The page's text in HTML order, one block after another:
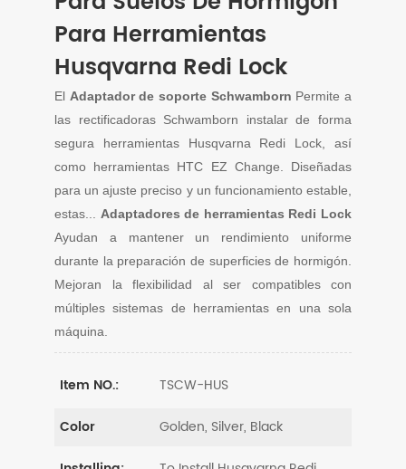
Para Herramientas
Husqvarna Redi Lock
El Adaptador de soporte Schwamborn Permite a
las rectificadoras Schwamborn instalar de forma
segura herramientas Husqvarna Redi Lock, así
como herramientas HTC EZ Change. Diseñadas
para un ajuste preciso y un funcionamiento estable,
estas... Adaptadores de herramientas Redi Lock
Ayudan a mantener un rendimiento uniforme
durante la preparación de superficies de hormigón.
Mejoran la flexibilidad al ser compatibles con
múltiples sistemas de herramientas en una sola
máquina.
Item NO.: TSCW-HUS
Color Golden, Silver, Black